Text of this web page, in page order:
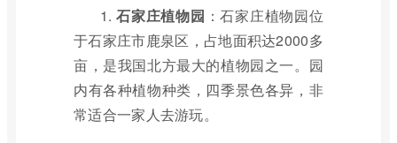
1.石家庄植物园 ：石家庄植物园位
于石家庄市鹿泉区，占地面积达2000多
亩，是我国北方最大的植物园之一。园
内有各种植物种类，四季景色各异，非
常适合一家人去游玩。